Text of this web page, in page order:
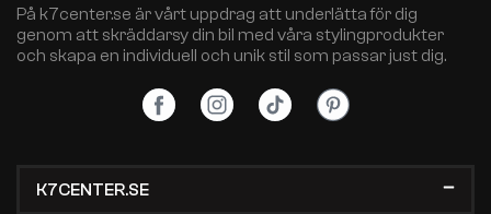
På k7center.se är vårt uppdrag att underlätta för dig
genom att skräddarsy din bil med våra stylingprodukter
och skapa en individuell och unik stil som passar just dig.
K7CENTER.SE